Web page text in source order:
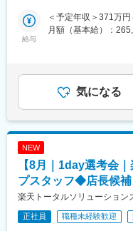
■先輩社員の声：
た。お休みがしっか
性の管理職も多く、
■当社について：
「社員はファミリー
イムフィットネス」
る創業30年を越える
変更の範囲：会社の
活をより豊かにする
・未経験の方も歓迎
【選考会の概要】
・形式： Web開催（
す）
【開催日時】
8/6 (木) 17:00～20:00
8/13 (木) 17:00～
8/18 (火) 17:00～
8/20 (木) 17:00～
給与
＜予定年収＞371万
月額（基本給）：
ます。月給(月額)は
気になる
NEW
【8月｜1day選考会
プスタッフ◆店長候補
楽天トータルソリューション
正社員 職種未経験歓迎